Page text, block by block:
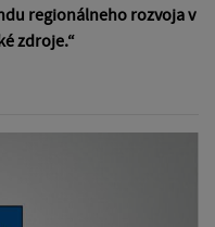
regionálneho rozvoja v
zdroje.“